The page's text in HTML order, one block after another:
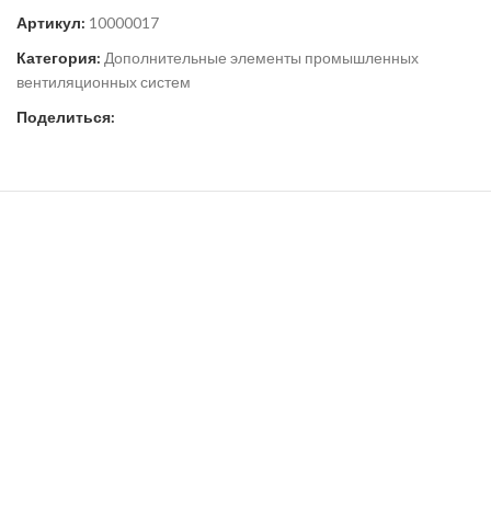
Артикул: 10000017
Категория: Дополнительные элементы промышленных
вентиляционных систем
Поделиться: